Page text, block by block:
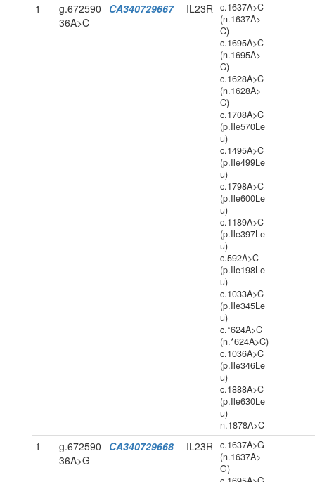
1
g.672590
36A>C
CA340729667 IL23R c.1637A>C
(n.1637A>
C)
c.1695A>C
(n.1695A>
C)
c.1628A>C
(n.1628A>
C)
c.1708A>C
(p.Ile570Le
u)
c.1495A>C
(p.Ile499Le
u)
c.1798A>C
(p.Ile600Le
u)
c.1189A>C
(p.Ile397Le
u)
c.592A>C
(p.Ile198Le
u)
c.1033A>C
(p.Ile345Le
u)
c.*624A>C
(n.*624A>C)
c.1036A>C
(p.Ile346Le
u)
c.1888A>C
(p.Ile630Le
u)
n.1878A>C
1
g.672590
36A>G
CA340729668 IL23R c.1637A>G
(n.1637A>
G)